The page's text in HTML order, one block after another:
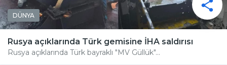
DÜNYA
Rusya açıklarında Türk gemisine İHA saldırısı
Rusya açıklarında Türk bayraklı "MV Güllük"...